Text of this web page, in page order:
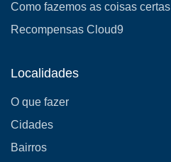
Como fazemos as coisas certas
Recompensas Cloud9
Localidades
O que fazer
Cidades
Bairros